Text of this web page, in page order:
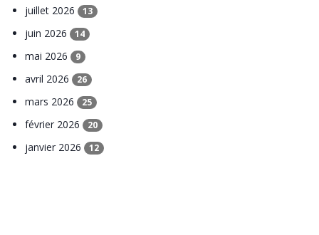
juillet 2026 13
juin 2026 14
mai 2026 9
avril 2026 26
mars 2026 25
février 2026 20
janvier 2026 12